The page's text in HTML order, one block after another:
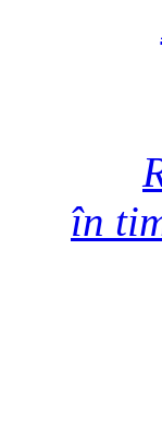
în